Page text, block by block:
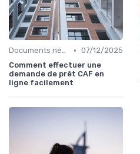
Documents nécessaires • 07/12/2025
Comment effectuer une
demande de prêt CAF en
ligne facilement